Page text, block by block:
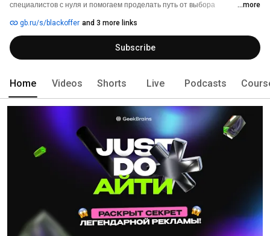
специалистов с нуля и помогаем проделать путь от выбора
...more
gb.ru/s/blackoffer and 3 more links
Subscribe
Home Videos Shorts Live Podcasts